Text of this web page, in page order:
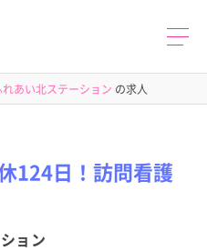
あい北ステーション の求人
124日！訪問看護
ョン